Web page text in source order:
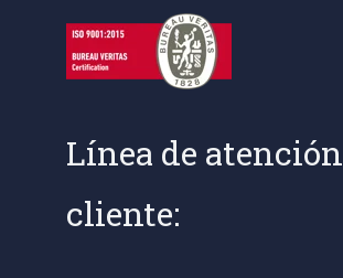
Línea de
cliente: